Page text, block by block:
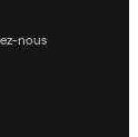
nous